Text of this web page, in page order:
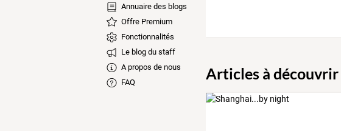
Annuaire des blogs
Offre Premium
Fonctionnalités
Le blog du staff
A propos de nous
FAQ
Articles à découvrir